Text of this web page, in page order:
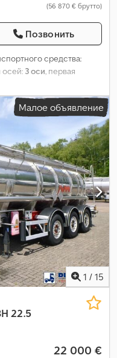
(56 870 € брутто)
Позвонить
средства:
осей: 3 оси, первая
воздух, размер
выпуска:2012,
Малое объявление
1 / 15
22.5
22 000 €